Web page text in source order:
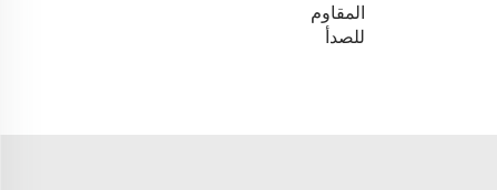
المقاوم
للصدأ